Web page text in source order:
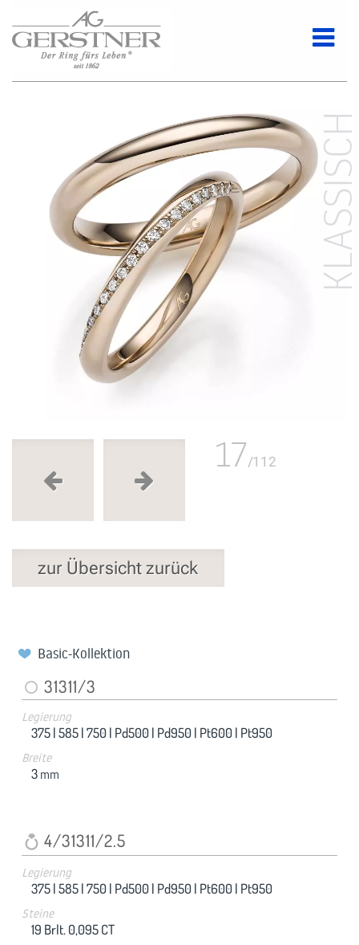
17/112
zur Übersicht zurück
Basic-Kollektion
31311/3
Legierung
375 |585 |750 | Pd500 | Pd950 | Pt600 | Pt950
Breite
3 mm
4/31311/2.5
Legierung
375 |585 |750 | Pd500 | Pd950 | Pt600 | Pt950
Steine
19 Brlt. 0,095 CT